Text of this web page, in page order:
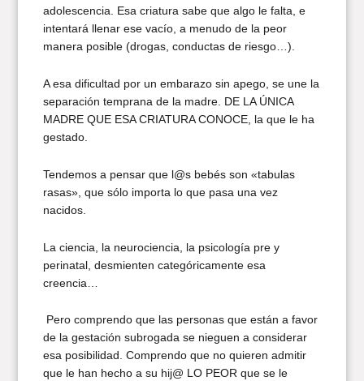
adolescencia. Esa criatura sabe que algo le falta, e
intentará llenar ese vacío, a menudo de la peor
manera posible (drogas, conductas de riesgo…).
A esa dificultad por un embarazo sin apego, se une la
separación temprana de la madre. DE LA ÚNICA
MADRE QUE ESA CRIATURA CONOCE, la que le ha
gestado.
Tendemos a pensar que l@s bebés son «tabulas
rasas», que sólo importa lo que pasa una vez
nacidos.
La ciencia, la neurociencia, la psicología pre y
perinatal, desmienten categóricamente esa
creencia…
Pero comprendo que las personas que están a favor
de la gestación subrogada se nieguen a considerar
esa posibilidad. Comprendo que no quieren admitir
que le han hecho a su hij@ LO PEOR que se le